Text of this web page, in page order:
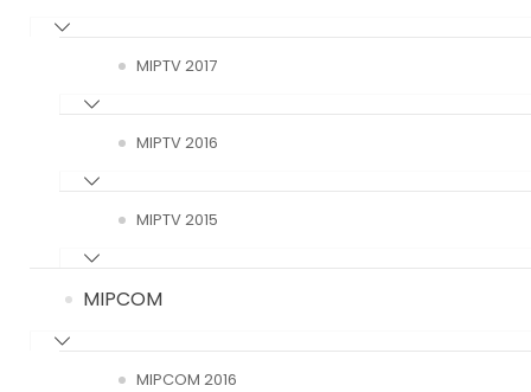
MIPTV 2017
MIPTV 2016
MIPTV 2015
MIPCOM
MIPCOM 2016